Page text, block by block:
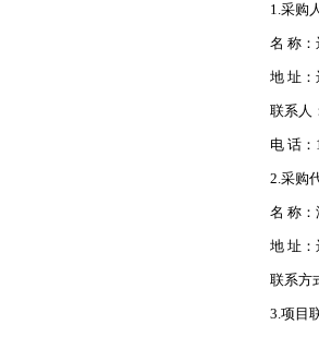
1.采购
名 称：
地 址：
联系人
电 话：
2.采购代
名 称：湖
地 址：
联系方式
3.项目联